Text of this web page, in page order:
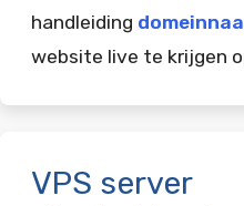
handleiding
website live te krijgen
VPS server